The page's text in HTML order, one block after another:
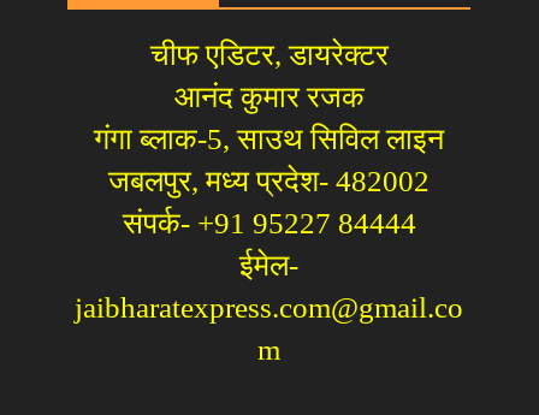
चीफ एडिटर, डायरेक्टर
आनंद कुमार रजक
गंगा ब्लाक-5, साउथ सिविल लाइन
जबलपुर, मध्य प्रदेश- 482002
संपर्क- +91 95227 84444
ईमेल-
jaibharatexpress.com@gmail.co
m